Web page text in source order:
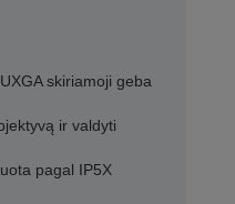
skiriamoji geba
ir valdyti
pagal IP5X